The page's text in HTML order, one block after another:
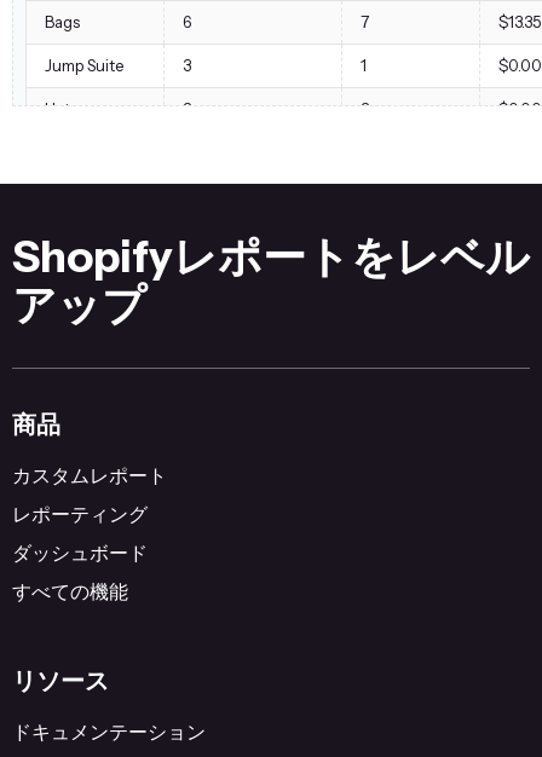
Bags 6 7 $13.35
Jump Suite 3 1 $0.00
Hats 2 2 $0.00
Shopifyレポートをレベル
アップ
商品
カスタムレポート
レポーティング
ダッシュボード
すべての機能
リソース
ドキュメンテーション